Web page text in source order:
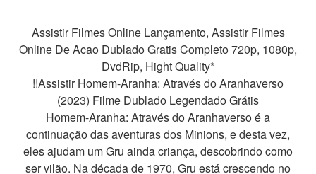
Assistir Filmes Online Lançamento, Assistir Filmes
Online De Acao Dublado Gratis Completo 720p, 1080p,
DvdRip, Hight Quality*
!!Assistir Homem-Aranha: Através do Aranhaverso
(2023) Filme Dublado Legendado Grátis
Homem-Aranha: Através do Aranhaverso é a
continuação das aventuras dos Minions, e desta vez,
eles ajudam um Gru ainda criança, descobrindo como
ser vilão. Na década de 1970, Gru está crescendo no